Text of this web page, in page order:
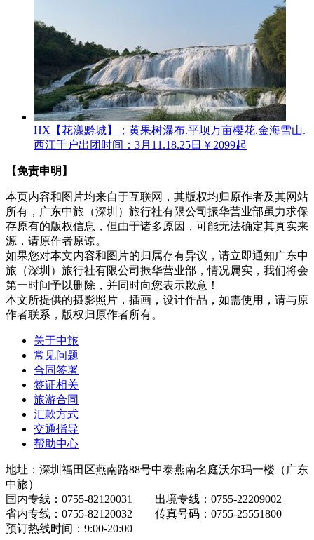
HX【花漾黔城】；黄果树瀑布.平坝万亩樱花.金海雪山.
西江千户出团时间：3月11.18.25日 ￥2099起
【免责申明】
本页内容和图片均来自于互联网，其版权均归原作者及其网站
所有，广东中旅（深圳）旅行社有限公司振华营业部虽力求保
存原有的版权信息，但由于诸多原因，可能无法确定其真实来
源，请原作者原谅。
如果您对本文内容和图片的归属存有异议，请立即通知广东中
旅（深圳）旅行社有限公司振华营业部，情况属实，我们将会
第一时间予以删除，并同时向您表示歉意！
本文所提供的摄影照片，插画，设计作品，如需使用，请与原
作者联系，版权归原作者所有。
关于中旅
常见问题
合同签署
签证相关
旅游合同
汇款方式
交通指导
帮助中心
地址：深圳福田区燕南路88号中泰燕南名庭沃尔玛一楼（广东
中旅）
国内专线：0755-82120031 出境专线：0755-22209002
省内专线：0755-82120032 传真号码：0755-25551800
预订热线时间：9:00-20:00